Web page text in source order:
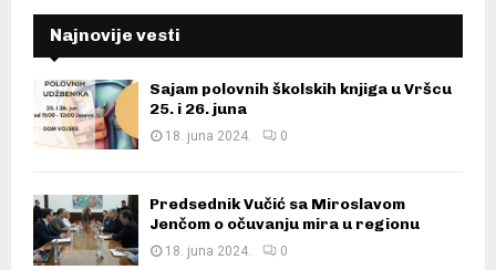
Najnovije vesti
Sajam polovnih školskih knjiga u Vršcu
25. i 26. juna
18. juna 2024. 0
Predsednik Vučić sa Miroslavom
Jenčom o očuvanju mira u regionu
18. juna 2024. 0